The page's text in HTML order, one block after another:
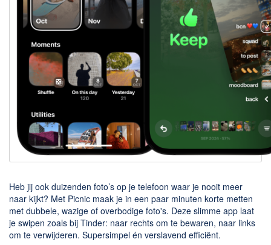
Veilig online
Adresboek en contacten
Planning en organisatie
Tekst en Administratie
Overige
Algemeen
Chatten en bellen
Parkeer apps
Rar en Zip (Compressie - Unzip)
Shopping
Heb jij ook duizenden foto’s op je telefoon waar je nooit meer
naar kijkt? Met Picnic maak je in een paar minuten korte metten
met dubbele, wazige of overbodige foto's. Deze slimme app laat
je swipen zoals bij Tinder: naar rechts om te bewaren, naar links
om te verwijderen. Supersimpel én verslavend efficiënt.